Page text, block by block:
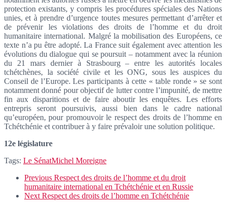
protection existants, y compris les procédures spéciales des Nations
unies, et à prendre d’urgence toutes mesures permettant d’arrêter et
de prévenir les violations des droits de l’homme et du droit
humanitaire international. Malgré la mobilisation des Européens, ce
texte n’a pu être adopté. La France suit également avec attention les
évolutions du dialogue qui se poursuit – notamment avec la réunion
du 21 mars dernier à Strasbourg – entre les autorités locales
tchétchènes, la société civile et les ONG, sous les auspices du
Conseil de l’Europe. Les participants à cette « table ronde » se sont
notamment donné pour objectif de lutter contre l’impunité, de mettre
fin aux disparitions et de faire aboutir les enquêtes. Les efforts
entrepris seront poursuivis, aussi bien dans le cadre national
qu’européen, pour promouvoir le respect des droits de l’homme en
Tchétchénie et contribuer à y faire prévaloir une solution politique.
12e législature
Tags: Le SénatMichel Moreigne
Previous Respect des droits de l’homme et du droit
humanitaire international en Tchétchénie et en Russie
Next Respect des droits de l’homme en Tchétchénie